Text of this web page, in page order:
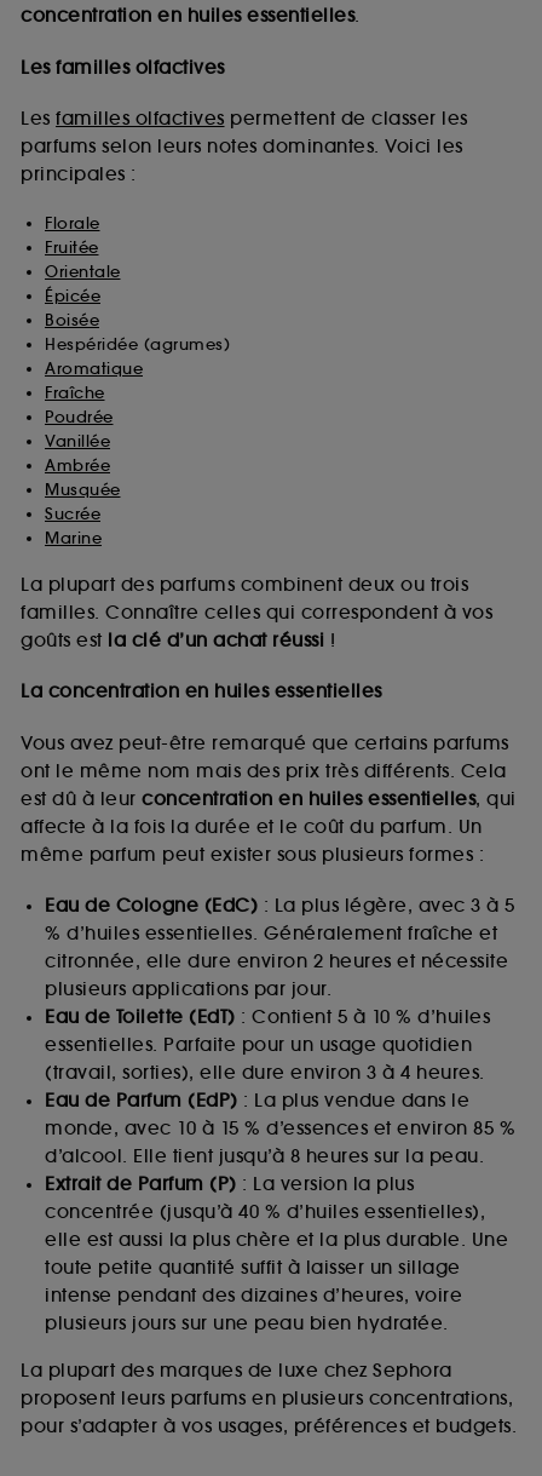
concentration en huiles essentielles.
Les familles olfactives
Les familles olfactives permettent de classer les
parfums selon leurs notes dominantes. Voici les
principales :
Florale
Fruitée
Orientale
Épicée
Boisée
Hespéridée (agrumes)
Aromatique
Fraîche
Poudrée
Vanillée
Ambrée
Musquée
Sucrée
Marine
La plupart des parfums combinent deux ou trois
familles. Connaître celles qui correspondent à vos
goûts est la clé d’un achat réussi !
La concentration en huiles essentielles
Vous avez peut-être remarqué que certains parfums
ont le même nom mais des prix très différents. Cela
est dû à leur concentration en huiles essentielles, qui
affecte à la fois la durée et le coût du parfum. Un
même parfum peut exister sous plusieurs formes :
Eau de Cologne (EdC) : La plus légère, avec 3 à 5
% d’huiles essentielles. Généralement fraîche et
citronnée, elle dure environ 2 heures et nécessite
plusieurs applications par jour.
Eau de Toilette (EdT) : Contient 5 à 10 % d’huiles
essentielles. Parfaite pour un usage quotidien
(travail, sorties), elle dure environ 3 à 4 heures.
Eau de Parfum (EdP) : La plus vendue dans le
monde, avec 10 à 15 % d’essences et environ 85 %
d’alcool. Elle tient jusqu’à 8 heures sur la peau.
Extrait de Parfum (P) : La version la plus
concentrée (jusqu’à 40 % d’huiles essentielles),
elle est aussi la plus chère et la plus durable. Une
toute petite quantité suffit à laisser un sillage
intense pendant des dizaines d’heures, voire
plusieurs jours sur une peau bien hydratée.
La plupart des marques de luxe chez Sephora
proposent leurs parfums en plusieurs concentrations,
pour s’adapter à vos usages, préférences et budgets.
navigation collectées par ces Cookies, pour les
collectées ou générées lors de votre activité en ligne
sur "continuer sans accepter". Voous pouvez à tout
moment choisir de retirer votrte consentement. Si vous
souhaitez obtenir plus d'information sur les cookies
utilisés, cliquez